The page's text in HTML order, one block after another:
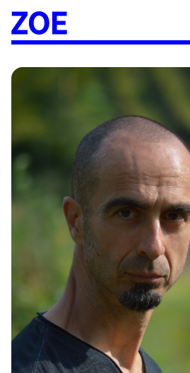
Accueil
À paraître
Catalogue
Agenda
Les éditions Zoé
Diffusion
Médiation culturelle
Manuscrits
Foreign rights
Mentions légales
Newsletter